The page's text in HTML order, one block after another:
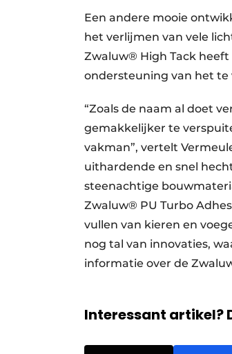
Een andere mooie
het verlijmen van vele
Zwaluw® High Tack heeft
ondersteuning van het
“Zoals de naam al doet
gemakkelijker te
vakman”, vertelt
uithardende en snel
steenachtige
Zwaluw® PU Turbo
vullen van kieren en
nog tal van innovaties,
informatie over de
Interessant artikel?